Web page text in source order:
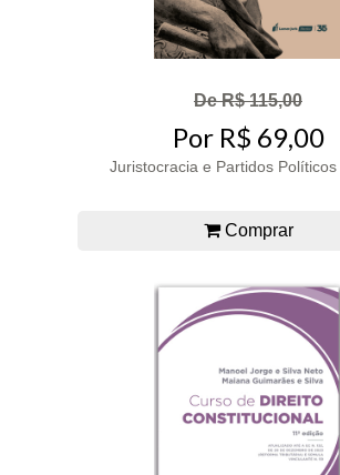
De R$ 115,00
Por R$ 69,00
Juristocracia e Partidos
Comprar